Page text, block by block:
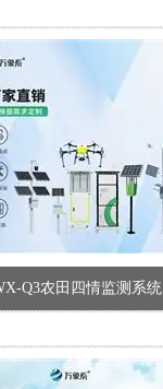
Q3农田四情监测系统